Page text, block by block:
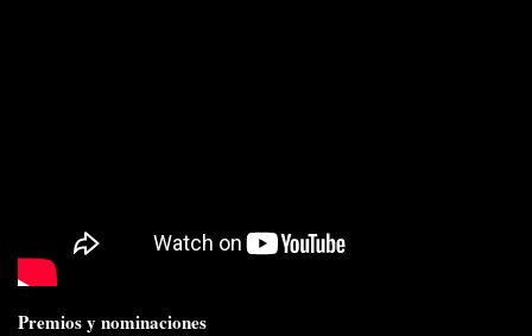
Premios y nominaciones